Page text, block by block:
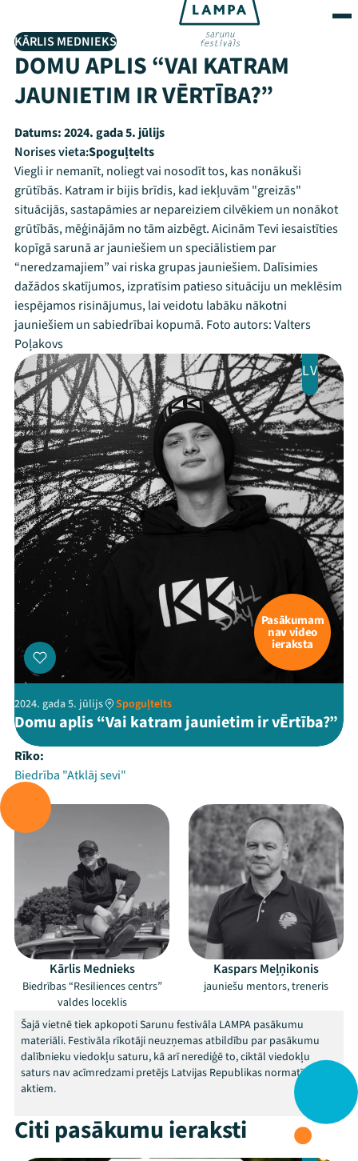
KĀRLIS MEDNIEKS
DOMU APLIS “VAI KATRAM
JAUNIETIM IR VĒRTĪBA?”
Datums:2024. gada 5. jūlijs
Norises vieta:Spoguļtelts
Viegli ir nemanīt, noliegt vai nosodīt tos, kas nonākuši
grūtībās. Katram ir bijis brīdis, kad iekļuvām "greizās"
situācijās, sastapāmies ar nepareiziem cilvēkiem un nonākot
grūtībās, mēģinājām no tām aizbēgt. Aicinām Tevi iesaistīties
kopīgā sarunā ar jauniešiem un speciālistiem par
“neredzamajiem” vai riska grupas jauniešiem. Dalīsimies
dažādos skatījumos, izpratīsim patieso situāciju un meklēsim
iespējamos risinājumus, lai veidotu labāku nākotni
jauniešiem un sabiedrībai kopumā. Foto autors: Valters
Poļakovs
LV
Pasākumam
nav video
ieraksta
2024. gada 5. jūlijs Spoguļtelts
Domu aplis “Vai katram jaunietim ir vĒrtība?”
Rīko:
Biedrība "Atklāj sevi"
Vada:
Kārlis Mednieks
Biedrības “Resiliences centrs”
valdes loceklis
Kaspars Meļņikonis
jauniešu mentors, treneris
Šajā vietnē tiek apkopoti Sarunu festivāla LAMPA pasākumu
materiāli. Festivāla rīkotāji neuzņemas atbildību par pasākumu
dalībnieku viedokļu saturu, kā arī nerediģē to, ciktāl viedokļu
saturs nav acīmredzami pretējs Latvijas Republikas normatīvajiem
aktiem.
Citi pasākumu ieraksti